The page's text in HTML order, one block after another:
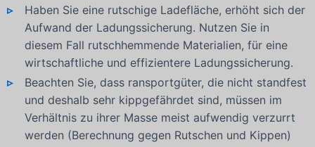
Haben Sie eine rutschige Ladefläche, erhöht sich der
Aufwand der Ladungssicherung. Nutzen Sie in
diesem Fall rutschhemmende Materialien, für eine
wirtschaftliche und effizientere Ladungssicherung.
Beachten Sie, dass ransportgüter, die nicht standfest
und deshalb sehr kippgefährdet sind, müssen im
Verhältnis zu ihrer Masse meist aufwendig verzurrt
werden (Berechnung gegen Rutschen und Kippen)